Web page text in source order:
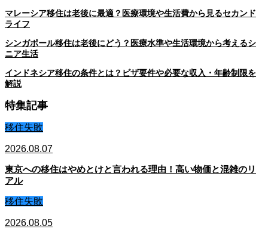
マレーシア移住は老後に最適？医療環境や生活費から見るセカンド
ライフ
シンガポール移住は老後にどう？医療水準や生活環境から考えるシ
ニア生活
インドネシア移住の条件とは？ビザ要件や必要な収入・年齢制限を
解説
特集記事
移住失敗
2026.08.07
東京への移住はやめとけと言われる理由！高い物価と混雑のリ
アル
移住失敗
2026.08.05